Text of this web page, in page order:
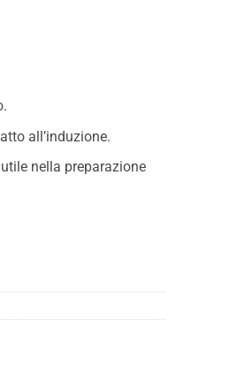
all’induzione.
nella preparazione